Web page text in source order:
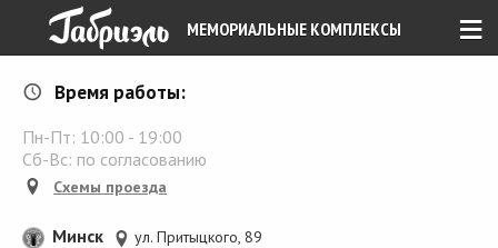
≡
МЕМОРИАЛЬНЫЕ КОМПЛЕКСЫ
Время работы:
Пн-Пт: 10:00 - 19:00
Сб-Вс: по согласованию
Схемы проезда
Минск ул. Притыцкого, 89